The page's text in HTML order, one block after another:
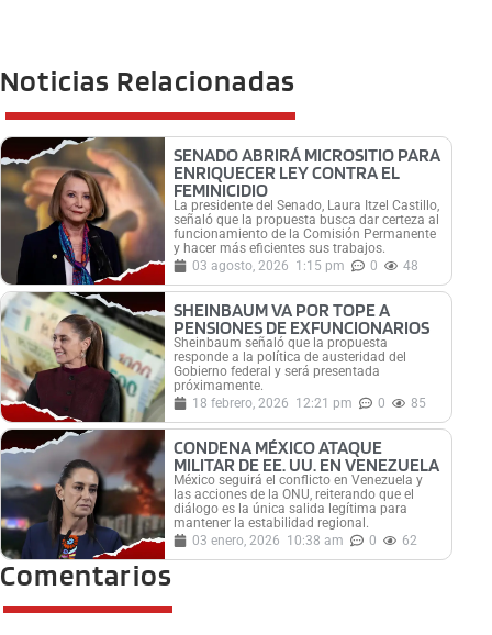
Noticias Relacionadas
SENADO ABRIRÁ MICROSITIO PARA
ENRIQUECER LEY CONTRA EL
FEMINICIDIO
La presidente del Senado, Laura Itzel Castillo,
señaló que la propuesta busca dar certeza al
funcionamiento de la Comisión Permanente
y hacer más eficientes sus trabajos.
03 agosto, 2026 1:15 pm 0 48
SHEINBAUM VA POR TOPE A
PENSIONES DE EXFUNCIONARIOS
Sheinbaum señaló que la propuesta
responde a la política de austeridad del
Gobierno federal y será presentada
próximamente.
18 febrero, 2026 12:21 pm 0 85
CONDENA MÉXICO ATAQUE
MILITAR DE EE. UU. EN VENEZUELA
México seguirá el conflicto en Venezuela y
las acciones de la ONU, reiterando que el
diálogo es la única salida legítima para
mantener la estabilidad regional.
03 enero, 2026 10:38 am 0 62
Comentarios